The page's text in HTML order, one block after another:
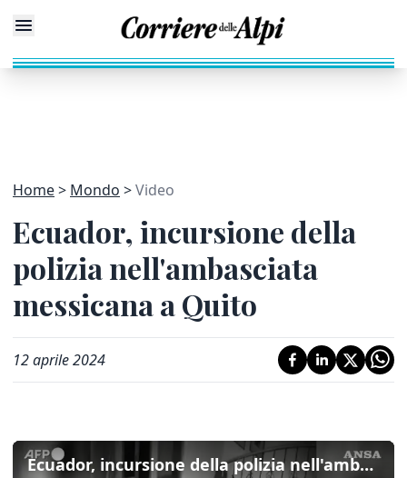
Home Mondo Video
Ecuador, incursione della
polizia nell'ambasciata
messicana a Quito
12 aprile 2024
Ecuador, incursione della polizia nell'ambasciata messicana a Quito